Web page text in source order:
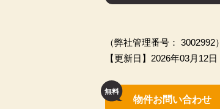
（弊社管理番号： 3002992）
【更新日】2026年03月12日
物件お問い合わせ